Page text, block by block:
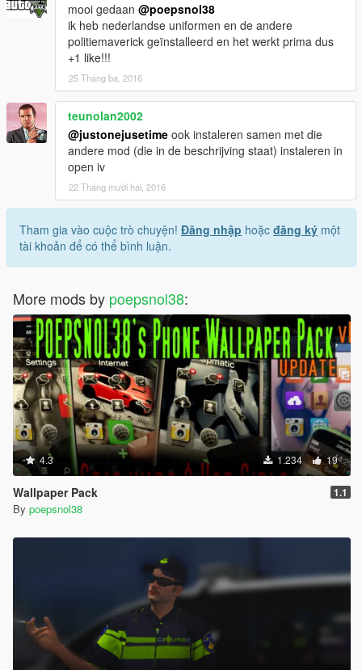
mooi gedaan @poepsnol38
ik heb nederlandse uniformen en de andere
politiemaverick geïnstalleerd en het werkt prima dus
+1 like!!!
25 Tháng ba, 2016
teunolan2002
@justonejusetime ook instaleren samen met die
andere mod (die in de beschrijving staat) instaleren in
open iv
22 Tháng mười hai, 2016
Tham gia vào cuộc trò chuyện! Đăng nhập hoặc đăng ký một
tài khoản để có thể bình luận.
More mods by poepsnol38:
4.3 1.234 19
Wallpaper Pack 1.1
By poepsnol38